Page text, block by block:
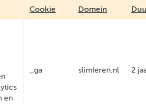
Cookie Domein
en
_ga slimleren.nl 2